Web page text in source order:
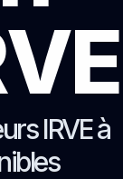
IRVE à